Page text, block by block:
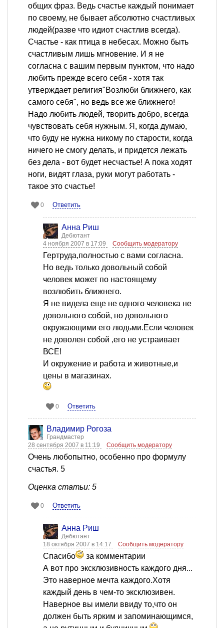
общих фраз. Ведь счастье каждый понимает
по своему, не бывает абсолютно счастливых
людей(разве что идиот счастлив всегда).
Счастье - как птица в небесах. Можно быть
счастливым лишь мгновение. И я не
согласна с вашим первым пунктом, что надо
любить прежде всего себя - хотя так
утверждает религия"Возлюби ближнего, как
самого себя", но ведь все же ближнего!
Надо любить людей, творить добро, всегда
чувствовать себя нужным. Я, когда думаю,
что буду не нужна никому по старости, когда
ничего не смогу делать, и придется лежать
без дела - вот будет несчастье! А пока ходят
ноги, видят глаза, руки могут работать -
такое это счастье!
0 Ответить
Анна Риш
Дебютант
4 ноября 2007 в 17:09
Сообщить модератору
Гертруда,полностью с вами согласна.
Но ведь только довольный собой
человек может по настоящему
возлюбить ближнего.
Я не видела еще не одного человека не
довольного собой, но довольного
окружающими его людьми.Если человек
не доволен собой ,его не устраивает
ВСЕ!
И окружение и работа и животные,и
цены в магазинах.
0 Ответить
Владимир Рогоза
Грандмастер
28 сентября 2007 в 11:19
Сообщить модератору
Очень любопытно, особенно про формулу
счастья. 5
Оценка статьи: 5
0 Ответить
Анна Риш
Дебютант
18 октября 2007 в 14:17
Сообщить модератору
Спасибо
за комментарии
А вот про эксклюзивность каждого дня...
Это наверное мечта каждого.Хотя
каждый день в чем-то эксклюзивен.
Наверное вы имели ввиду то,что он
должен быть ярким и запоминающимся,